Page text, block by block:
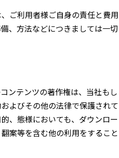
ご利用者様ご自身の責任と費用
、方法などにつきましては一切
ンテンツの著作権は、当社もし
よびその他の法律で保護されて
、態様においても、ダウンロー
案等を含む他の利用をすること